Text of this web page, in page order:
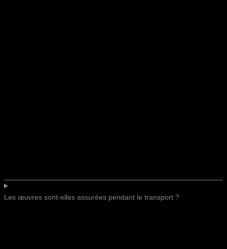
Les œuvres sont-elles assurées pendant le transport ?